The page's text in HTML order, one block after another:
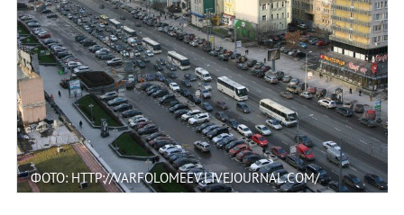
ФОТО: HTTP://VARFOLOMEEV.LIVEJOURNAL.COM/